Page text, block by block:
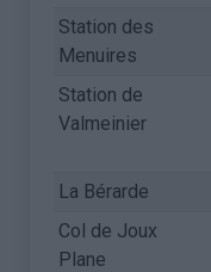
Station des
Menuires
Station de
Valmeinier
La Bérarde
Col de Joux
Plane